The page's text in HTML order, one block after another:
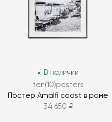
В наличии
ten(10)posters
Постер Amalfi coast в раме
34 650 ₽